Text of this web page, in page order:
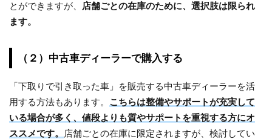
とができますが、 店舗ごとの在庫のために、選択肢は限られ
ます。
（２）中古車ディーラーで購入する
「下取りで引き取った車」を販売する中古車ディーラーを活
用する方法もあります。 こちらは整備やサポートが充実して
いる場合が多く、値段よりも質やサポートを重視する方にオ
ススメです。 店舗ごとの在庫に限定されますが、検討してい